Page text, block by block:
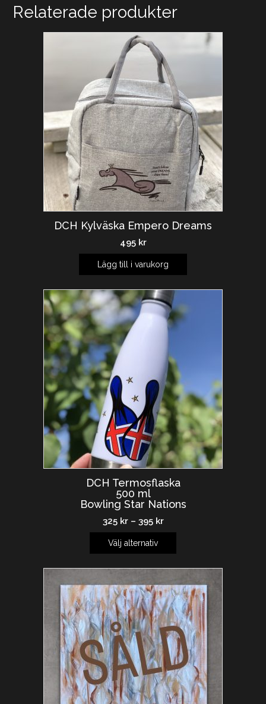
Relaterade produkter
DCH Kylväska Empero Dreams
495 kr
Lägg till i varukorg
DCH Termosflaska
500 ml
Bowling Star Nations
325 kr– 395 kr
Välj alternativ